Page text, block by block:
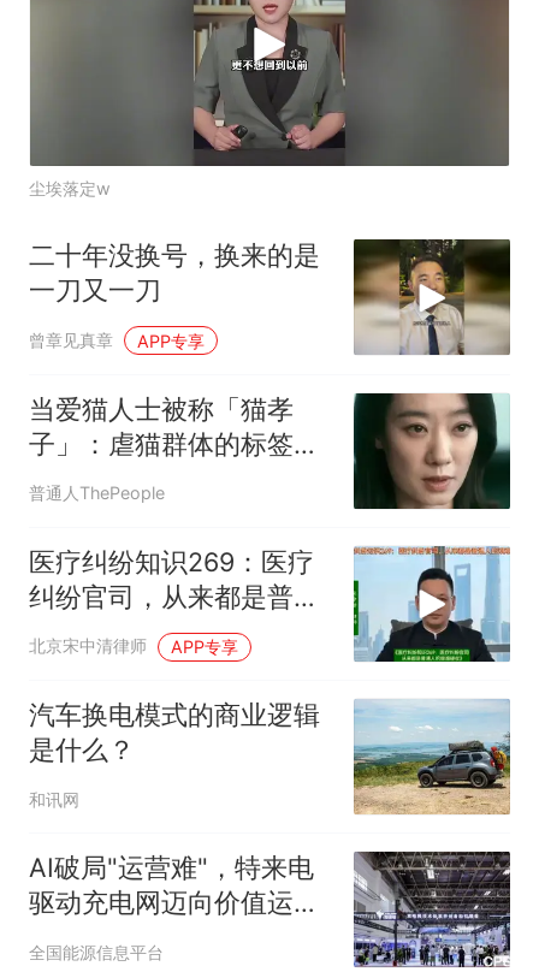
尘埃落定w
二十年没换号，换来的是
一刀又一刀
曾章见真章 APP专享
当爱猫人士被称「猫孝
子」：虐猫群体的标签化
思维，也是普通人的困境
普通人ThePeople
医疗纠纷知识269：医疗
纠纷官司，从来都是普通
人的艰难硬仗
北京宋中清律师 APP专享
汽车换电模式的商业逻辑
是什么？
和讯网
AI破局"运营难"，特来电
驱动充电网迈向价值运营
新时代
全国能源信息平台